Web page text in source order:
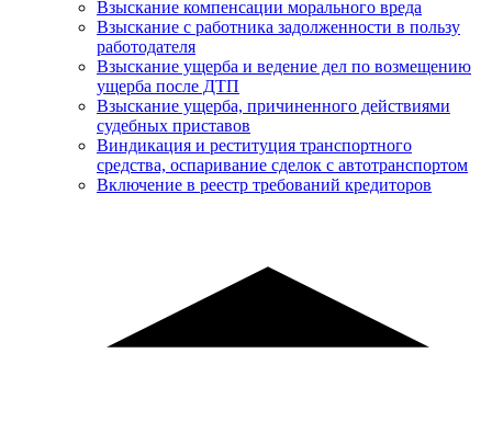
Взыскание компенсации морального вреда
Взыскание с работника задолженности в пользу
работодателя
Взыскание ущерба и ведение дел по возмещению
ущерба после ДТП
Взыскание ущерба, причиненного действиями
судебных приставов
Виндикация и реституция транспортного
средства, оспаривание сделок с автотранспортом
Включение в реестр требований кредиторов